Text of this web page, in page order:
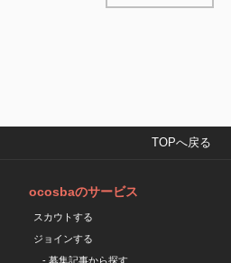
TOPへ戻る
ocosbaのサービス
スカウトする
ジョインする
- 募集記事から探す